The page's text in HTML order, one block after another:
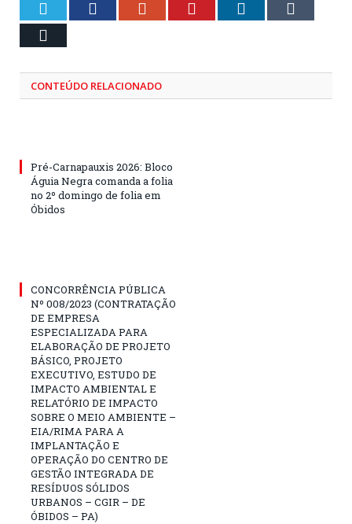
Twitter Facebook Google+ Pinterest LinkedIn
CONTEÚDO RELACIONADO
Pré-Carnapauxis 2026: Bloco
Águia Negra comanda a folia
no 2º domingo de folia em
Óbidos
CONCORRÊNCIA PÚBLICA
Nº 008/2023 (CONTRATAÇÃO
DE EMPRESA
ESPECIALIZADA PARA
ELABORAÇÃO DE PROJETO
BÁSICO, PROJETO
EXECUTIVO, ESTUDO DE
IMPACTO AMBIENTAL E
RELATÓRIO DE IMPACTO
SOBRE O MEIO AMBIENTE –
EIA/RIMA PARA A
IMPLANTAÇÃO E
OPERAÇÃO DO CENTRO DE
GESTÃO INTEGRADA DE
RESÍDUOS SÓLIDOS
URBANOS – CGIR – DE
ÓBIDOS – PA)